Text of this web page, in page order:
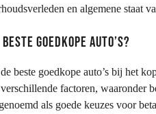
en algemene staat
goedkope auto’s?
beste goedkope auto’s bij het
factoren, waaronder
als goede keuzes voor